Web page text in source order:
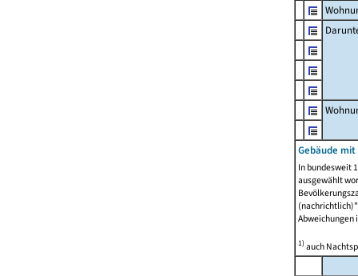
Gebäude
In bundesweit
ausgewählt
Abweichungen
1)auch